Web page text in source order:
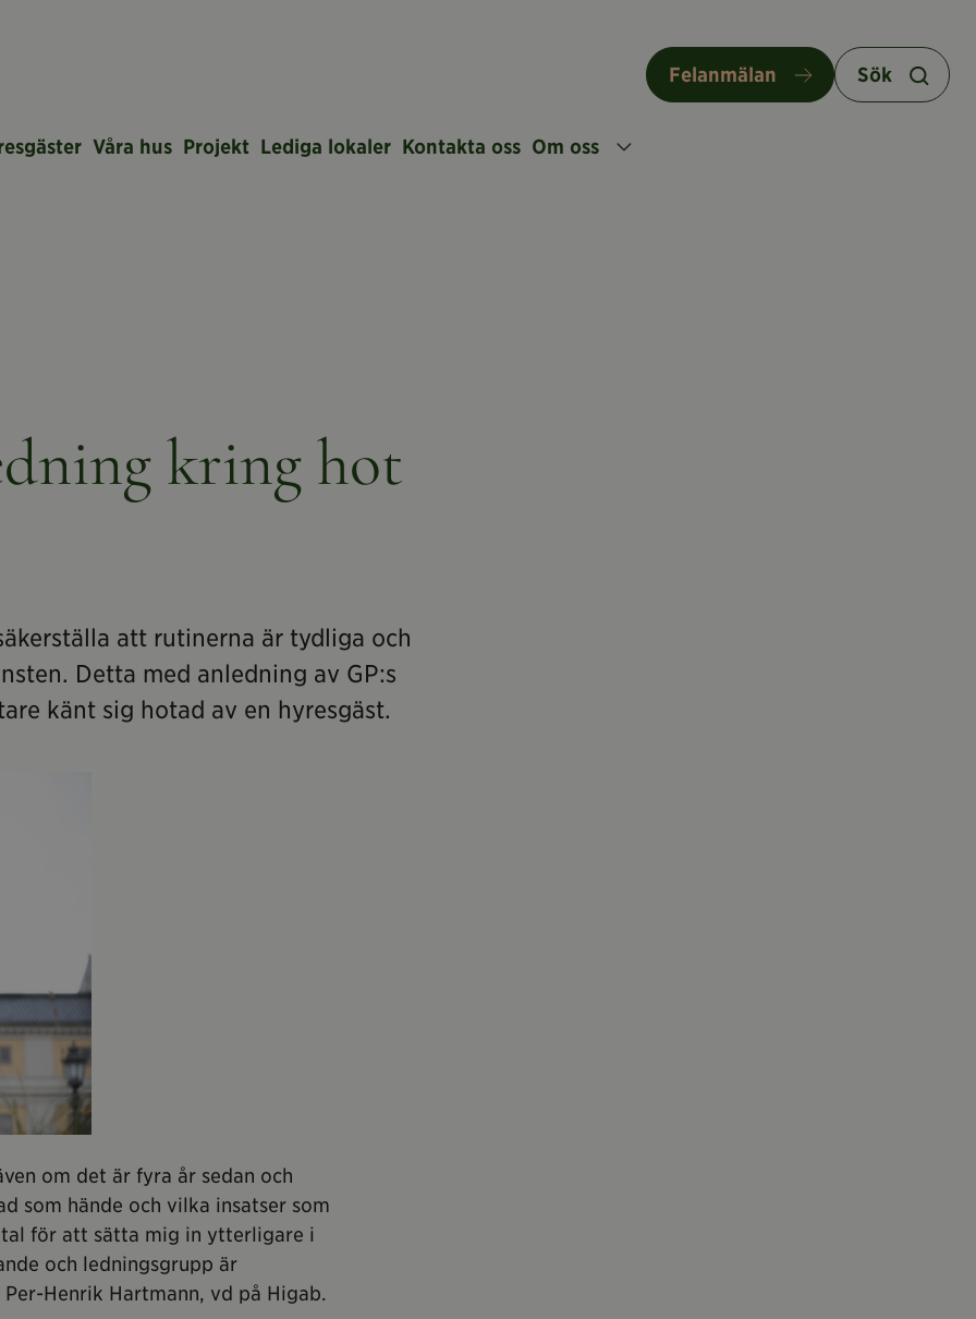
Felanmälan Sök
Våra hus Projekt Lediga lokaler Kontakta oss Om oss
kring hot
att rutinerna är tydliga och
Detta med anledning av GP:s
känt sig hotad av en hyresgäst.
om det är fyra år sedan och
som hände och vilka insatser som
för att sätta mig in ytterligare i
och ledningsgrupp är
Henrik Hartmann, vd på Higab.